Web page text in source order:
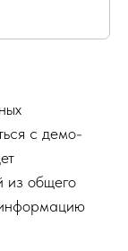
с демо-
из общего
информацию